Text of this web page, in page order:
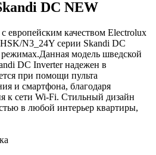
DC NEW
европейским качеством Electrolux
N3_24Y серии Skandi DC
модель шведской
DC Inverter надежен в
при помощи пульта
и смартфона, благодаря
к сети Wi-Fi. Стильный дизайн
в любой интерьер квартиры,